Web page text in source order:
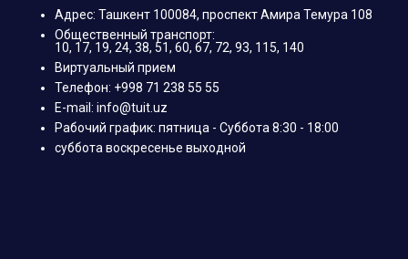
Адрес: Ташкент 100084, проспект Амира Темура 108
Общественный транспорт:
10, 17, 19, 24, 38, 51, 60, 67, 72, 93, 115, 140
Виртуальный прием
Телефон: +998 71 238 55 55
E-mail: info@tuit.uz
Рабочий график: пятница - Суббота 8:30 - 18:00
суббота воскресенье выходной